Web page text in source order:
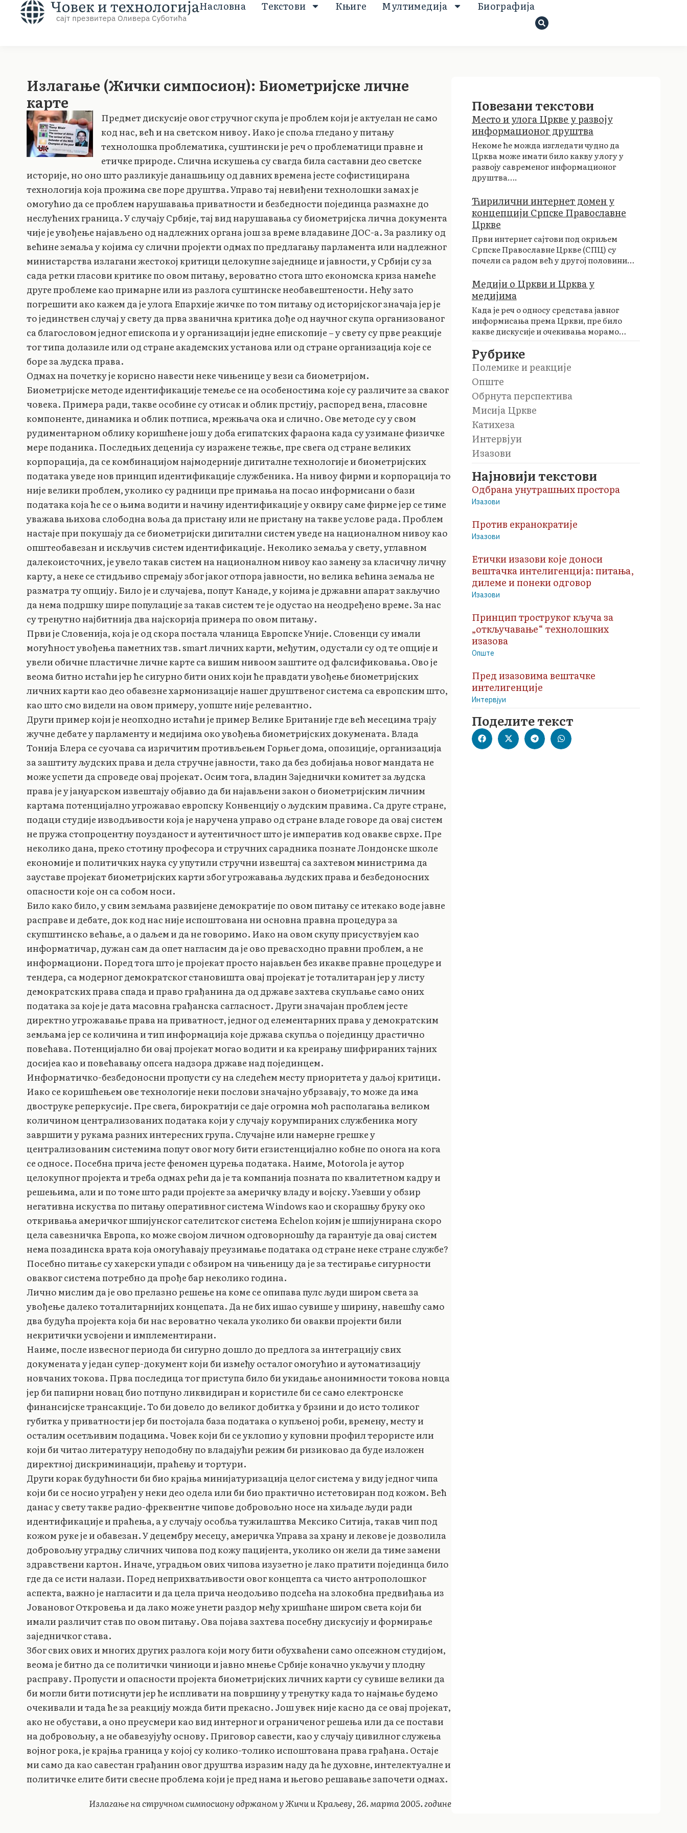
Насловна Текстови Књиге Мултимедија Биoграфија
Излагање (Жички симпосион): Биометријске личне
карте
Предмет дискусије овог стручног скупа је проблем који је актуелан не само
код нас, већ и на светском нивоу. Иако је споља гледано у питању
технолошка проблематика, суштински је реч о проблематици правне и
етичке природе. Слична искушења су свагда била саставни део светске
историје, но оно што разликује данашњицу од давних времена јесте софистицирана
технологија која прожима све поре друштва. Управо тај невиђени технолошки замах је
омогућио да се проблем нарушавања приватности и безбедности појединца размахне до
неслућених граница. У случају Србије, тај вид нарушавања су биометријска лична документа
чије је увођење најављено од надлежних органа још за време владавине ДОС-а.За разлику од
већине земаља у којима су слични пројекти одмах по предлагању парламента или надлежног
министарства излагани жестокој критици целокупне заједнице и јавности, у Србији су за
сада ретки гласови критике по овом питању, вероватно стога што економска криза намеће
друге проблеме као примарне или из разлога суштинске необавештености. Нећу зато
погрешити ако кажем да је улога Епархије жичке по том питању од историјског значаја јер је
то јединствен случај у свету да прва званична критика дође од научног скупа организованог
са благословом једног епископа и у организацији једне епископије – у свету су прве реакције
тог типа долазиле или од стране академских установа или од стране организација које се
боре за људска права.
Одмах на почетку је корисно навести неке чињенице у вези са биометријом.
Биометријске методе идентификације темеље се на особеностима које су различите за сваког
човека. Примера ради, такве особине су отисак и облик прстију, распоред вена, гласовне
компоненте, динамика и облик потписа, мрежњача ока и слично. Ове методе су у свом
рудиментарном облику коришћене још у доба египатских фараона када су узимане физичке
мере поданика. Последњих деценија су изражене тежње, пре свега од стране великих
корпорација, да се комбинацијом најмодерније дигиталне технологије и биометријских
података уведе нов принцип идентификације службеника. На нивоу фирми и корпорација то
није велики проблем, уколико су радници пре примања на посао информисани о бази
података која ће се о њима водити и начину идентификације у оквиру саме фирме јер се тиме
уважава њихова слободна воља да пристану или не пристану на такве услове рада. Проблем
настаје при покушају да се биометријски дигитални систем уведе на националном нивоу као
општеобавезан и искључив систем идентификације. Неколико земаља у свету, углавном
далекоисточних, је увело такав систем на националном нивоу као замену за класичну личну
карту, а неке се стидљиво спремају због јаког отпора јавности, но велика већина земаља не
разматра ту опцију. Било је и случајева, попут Канаде, у којима је државни апарат закључио
да нема подршку шире популације за такав систем те је одустао на неодређено време. За нас
су тренутно најбитнија два најскорија примера по овом питању.
Први је Словенија, која је од скора постала чланица Европске Уније. Словенци су имали
могућност увођења паметних тзв. smart личних карти, међутим, одустали су од те опције и
увели обичне пластичне личне карте са вишим нивоом заштите од фалсификовања. Ово је
веома битно истаћи јер ће сигурно бити оних који ће правдати увођење биометријских
личних карти као део обавезне хармонизације нашег друштвеног система са европским што,
као што смо видели на овом примеру, уопште није релевантно.
Други пример који је неопходно истаћи је пример Велике Британије где већ месецима трају
жучне дебате у парламенту и медијима око увођења биометријских докумената. Влада
Тонија Блера се суочава са изричитим противљењем Горњег дома, опозиције, организација
за заштиту људских права и дела стручне јавности, тако да без добијања новог мандата не
може успети да спроведе овај пројекат. Осим тога, владин Заједнички комитет за људска
права је у јануарском извештају објавио да би најављени закон о биометријским личним
картама потенцијално угрожавао европску Конвенцију о људским правима. Са друге стране,
подаци студије изводљивости која је наручена управо од стране владе говоре да овај систем
не пружа стопроцентну поузданост и аутентичност што је императив код овакве сврхе. Пре
неколико дана, преко стотину професора и стручних сарадника познате Лондонске школе
економије и политичких наука су упутили стручни извештај са захтевом министрима да
зауставе пројекат биометријских карти због угрожавања људских права и безбедоносних
опасности које он са собом носи.
Било како било, у свим земљама развијене демократије по овом питању се итекако воде јавне
расправе и дебате, док код нас није испоштована ни основна правна процедура за
скупштинско већање, а о даљем и да не говоримо. Иако на овом скупу присуствујем као
информатичар, дужан сам да опет нагласим да је ово превасходно правни проблем, а не
информациони. Поред тога што је пројекат просто најављен без икакве правне процедуре и
тендера, са модерног демократског становишта овај пројекат је тоталитаран јер у листу
демократских права спада и право грађанина да од државе захтева скупљање само оних
података за које је дата масовна грађанска сагласност. Други значајан проблем јесте
директно угрожавање права на приватност, једног од елементарних права у демократским
земљама јер се количина и тип информација које држава скупља о појединцу драстично
повећава. Потенцијално би овај пројекат могао водити и ка креирању шифрираних тајних
досијеа као и повећавању опсега надзора државе над појединцем.
Информатичко-безбедоносни пропусти су на следећем месту приоритета у даљој критици.
Иако се коришћењем ове технологије неки послови значајно убрзавају, то може да има
двоструке реперкусије. Пре свега, бирократији се даје огромна моћ располагања великом
количином централизованих података који у случају корумпираних службеника могу
завршити у рукама разних интересних група. Случајне или намерне грешке у
централизованим системима попут овог могу бити егзистенцијално кобне по онога на кога
се односе. Посебна прича јесте феномен цурења података. Наиме, Motorola је аутор
целокупног пројекта и треба одмах рећи да је та компанија позната по квалитетном кадру и
решењима, али и по томе што ради пројекте за америчку владу и војску. Узевши у обзир
негативна искуства по питању оперативног система Windows као и скорашњу бруку око
откривања америчког шпијунског сателитског система Еchelon којим је шпијунирана скоро
цела савезничка Европа, ко може својом личном одговорношћу да гарантује да овај систем
нема позадинска врата која омогућавају преузимање података од стране неке стране службе?
Посебно питање су хакерски упади с обзиром на чињеницу да је за тестирање сигурности
оваквог система потребно да прође бар неколико година.
Лично мислим да је ово прелазно решење на коме се опипава пулс људи широм света за
увођење далеко тоталитарнијих концепата. Да не бих ишао сувише у ширину, навешћу само
два будућа пројекта која би нас вероватно чекала уколико би овакви пројекти били
некритички усвојени и имплементирани.
Наиме, после извесног периода би сигурно дошло до предлога за интеграцију свих
докумената у један супер-документ који би између осталог омогућио и аутоматизацију
новчаних токова. Прва последица тог приступа било би укидање анонимности токова новца
јер би папирни новац био потпуно ликвидиран и користиле би се само електронске
финансијске трансакције. То би довело до великог добитка у брзини и до исто толиког
губитка у приватности јер би постојала база података о купљеној роби, времену, месту и
осталим осетљивим подацима. Човек који би се уклопио у куповни профил терористе или
који би читао литературу неподобну по владајући режим би ризиковао да буде изложен
директној дискриминацији, праћењу и тортури.
Други корак будућности би био крајња минијатуризација целог система у виду једног чипа
који би се носио уграђен у неки део одела или би био практично истетовиран под кожом. Већ
данас у свету такве радио-фреквентне чипове добровољно носе на хиљаде људи ради
идентификације и праћења, а у случају особља тужилаштва Мексико Ситија, такав чип под
кожом руке је и обавезан. У децембру месецу, америчка Управа за храну и лекове је дозволила
добровољну уградњу сличних чипова под кожу пацијента, уколико он жели да тиме замени
здравствени картон. Иначе, уградњом ових чипова изузетно је лако пратити појединца било
где да се исти налази. Поред неприхватљивости овог концепта са чисто антрополошког
аспекта, важно је нагласити и да цела прича неодољиво подсећа на злокобна предвиђања из
Јовановог Откровења и да лако може унети раздор међу хришћане широм света који би
имали различит став по овом питању. Ова појава захтева посебну дискусију и формирање
заједничког става.
Због свих ових и многих других разлога који могу бити обухваћени само опсежном студијом,
веома је битно да се политички чиниоци и јавно мнење Србије коначно укључи у плодну
расправу. Пропусти и опасности пројекта биометријских личних карти су сувише велики да
би могли бити потиснути јер ће испливати на површину у тренутку када то најмање будемо
очекивали и тада ће за реакцију можда бити прекасно. Још увек није касно да се овај пројекат,
ако не обустави, а оно преусмери као вид интерног и ограниченог решења или да се постави
на добровољну, а не обавезујућу основу. Приговор савести, као у случају цивилног служења
војног рока, је крајња граница у којој су колико-толико испоштована права грађана. Остаје
ми само да као савестан грађанин овог друштва изразим наду да ће духовне, интелектуалне и
политичке елите бити свесне проблема који је пред нама и његово решавање започети одмах.
Излагање на стручном симпосиону одржаном у Жичи и Краљеву, 26. марта 2005. године
Повезани текстови
Место и улога Цркве у развоју
информационог друштва
Некоме ће можда изгледати чудно да
Црква може имати било какву улогу у
развоју савременог информационог
друштва….
Ћирилични интернет домен у
концепцији Српске Православне
Цркве
Први интернет сајтови под окриљем
Српске Православне Цркве (СПЦ) су
почели са радом већ у другој половини…
Медији о Цркви и Црква у
медијима
Када је реч о односу средстава јавног
информисања према Цркви, пре било
какве дискусије и очекивања морамо…
Рубрике
Полемике и реакције
Опште
Обрнута перспектива
Мисија Цркве
Катихеза
Интервјуи
Изазови
Најновији текстови
Одбрана унутрашњих простора
Изазови
Против екранократије
Изазови
Етички изазови које доноси
вештачка интелигенција: питања,
дилеме и понеки одговор
Изазови
Принцип троструког кључа за
„откључавање“ технолошких
изазова
Опште
Пред изазовима вештачке
интелигенције
Интервјуи
Поделите текст